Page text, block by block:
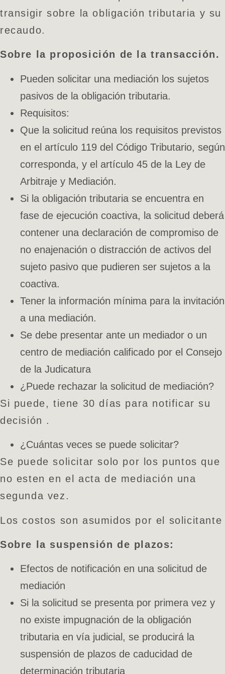
transigir sobre la obligación tributaria y su
recaudo.
Sobre la proposición de la transacción.
Pueden solicitar una mediación los sujetos
pasivos de la obligación tributaria.
Requisitos:
Que la solicitud reúna los requisitos previstos
en el artículo 119 del Código Tributario, según
corresponda, y el artículo 45 de la Ley de
Arbitraje y Mediación.
Si la obligación tributaria se encuentra en
fase de ejecución coactiva, la solicitud deberá
contener una declaración de compromiso de
no enajenación o distracción de activos del
sujeto pasivo que pudieren ser sujetos a la
coactiva.
Tener la información mínima para la invitación
a una mediación.
Se debe presentar ante un mediador o un
centro de mediación calificado por el Consejo
de la Judicatura
¿Puede rechazar la solicitud de mediación?
Si puede, tiene 30 días para notificar su
decisión .
¿Cuántas veces se puede solicitar?
Se puede solicitar solo por los puntos que
no esten en el acta de mediación una
segunda vez.
Los costos son asumidos por el solicitante
Sobre la suspensión de plazos:
Efectos de notificación en una solicitud de
mediación
Si la solicitud se presenta por primera vez y
no existe impugnación de la obligación
tributaria en vía judicial, se producirá la
suspensión de plazos de caducidad de
determinación tributaria